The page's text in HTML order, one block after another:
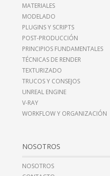
MATERIALES
MODELADO
PLUGINS Y SCRIPTS
POST-PRODUCCIÓN
PRINCIPIOS FUNDAMENTALES
TÉCNICAS DE RENDER
TEXTURIZADO
TRUCOS Y CONSEJOS
UNREAL ENGINE
V-RAY
WORKFLOW Y ORGANIZACIÓN
NOSOTROS
NOSOTROS